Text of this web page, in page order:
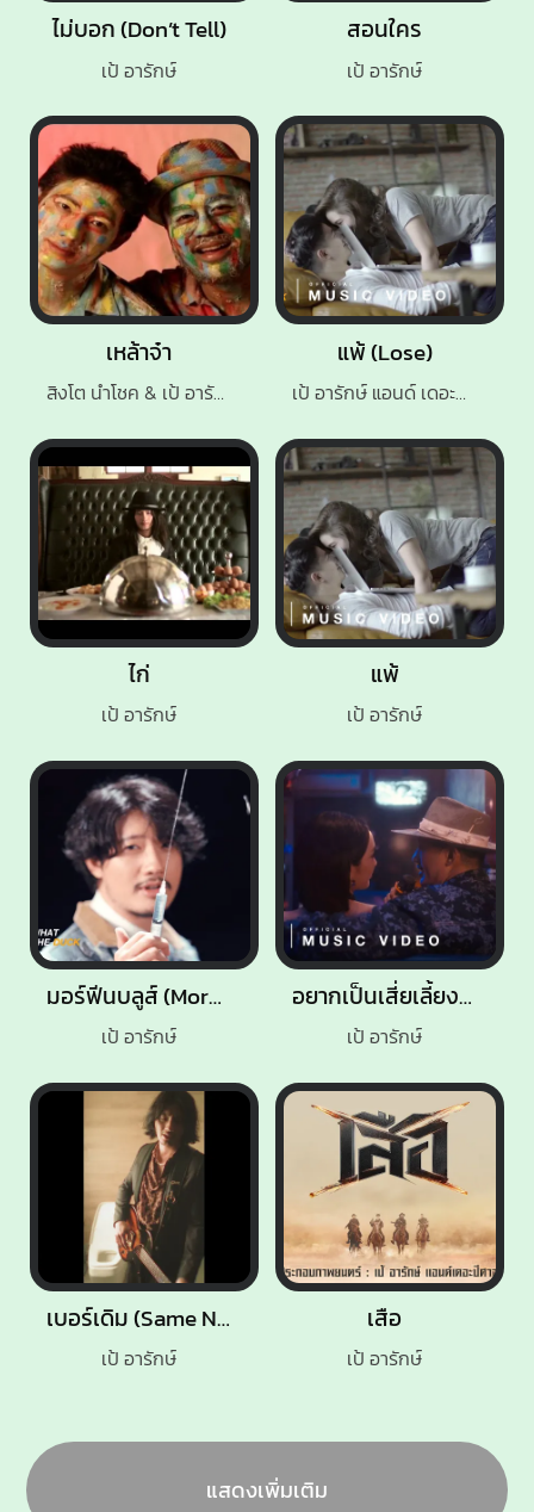
เหล้าจ๋า
สิงโต นำโชค & เป้ อารักษ์
แพ้ (Lose)
เป้ อารักษ์ แอนด์ เดอะปีศาจแบนด์
เสือ
เป้ อารักษ์
มอร์ฟีนบลูส์ (Morphine Blues)
เป้ อารักษ์
เบอร์เดิม (Same No.)
เป้ อารักษ์
ไก่
เป้ อารักษ์
อยากเป็นเสี่ยเลี้ยงต้องทำไง (Sugar Daddy)
เป้ อารักษ์
แพ้
เป้ อารักษ์
สอนใคร
เป้ อารักษ์
ไม่บอก (Don’t Tell)
เป้ อารักษ์
แสดงเพิ่มเติม